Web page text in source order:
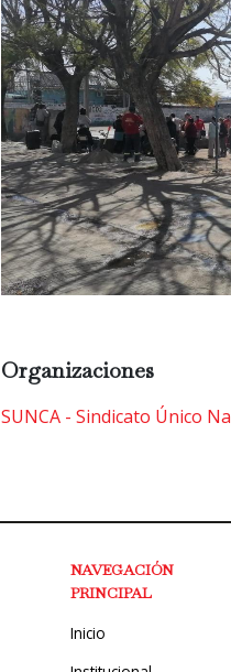
Organizaciones
SUNCA - Sindicato Único
NAVEGACIÓN
PRINCIPAL
Inicio